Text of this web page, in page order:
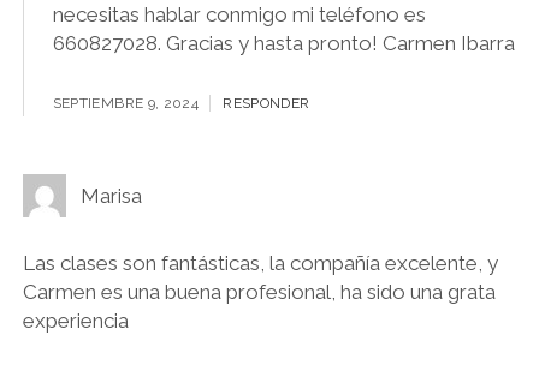
necesitas hablar conmigo mi teléfono es
660827028. Gracias y hasta pronto! Carmen Ibarra
SEPTIEMBRE 9, 2024 RESPONDER
Marisa
Las clases son fantásticas, la compañía excelente, y
Carmen es una buena profesional, ha sido una grata
experiencia